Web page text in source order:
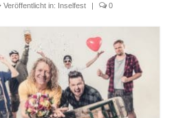
Veröffentlicht in: Inselfest | 0